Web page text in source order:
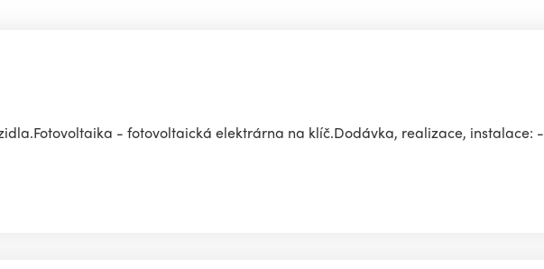
- fotovoltaická elektrárna na klíč.Dodávka, realizace, instalace: -